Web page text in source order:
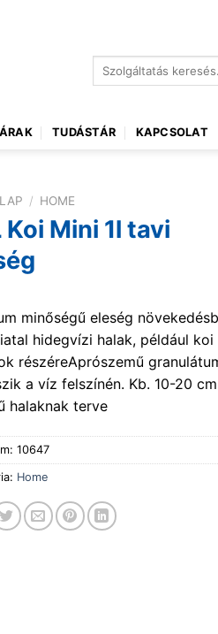
Keresés
ÁRAK TUDÁSTÁR KAPCSOLAT
/ HOME
Koi Mini 1l tavi
minőségű eleség
hidegvízi halak, például koi
részéreAprószemű
a víz felszínén. Kb. 10-20 cm
halaknak terve
10647
Home